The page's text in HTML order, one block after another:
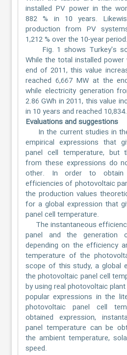
installed PV power in the
882 % in 10 years.
production from PV
1,212 % over the 10-year period.
Fig. 1 shows Turkey's
While the total installed
end of 2011, this value
reached 6,667 MW at the
while electricity generation
2.86 GWh in 2011, this value
in 10 years and reached
Evaluations and suggestions
In the current studies in
empirical expressions that
panel cell temperature, but
from these expressions do
other. In order to obtain
efficiencies of photovoltaic
the production values
for a global expression that
panel cell temperature.
The instantaneous
panel and the generation
depending on the efficiency
temperature of the
scope of this study, a global
the photovoltaic panel cell
by using real photovoltaic
popular expressions in the
photovoltaic panel cell
obtained expression,
panel temperature can be
the ambient temperature,
speed.